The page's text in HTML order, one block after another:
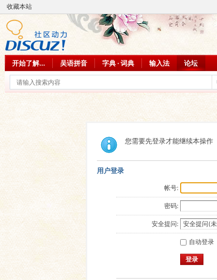
收藏本站
开始了解... 吴语拼音 字典 · 词典 输入法 论坛
您需要先登录才能继续本操作
用户登录
帐号:
密码:
安全提问:
自动登录
登录